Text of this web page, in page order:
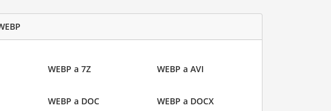
WEBP a 7Z WEBP a AVI
WEBP a DOC WEBP a DOCX